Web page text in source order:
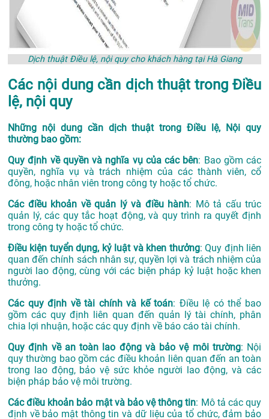
Dịch thuật Điều lệ, nội quy cho khách hàng tại Hà Giang
Các nội dung cần dịch thuật trong Điều
lệ, nội quy
Những nội dung cần dịch thuật trong Điều lệ, Nội quy
thường bao gồm:
Quy định về quyền và nghĩa vụ của các bên: Bao gồm các
quyền, nghĩa vụ và trách nhiệm của các thành viên, cổ
đông, hoặc nhân viên trong công ty hoặc tổ chức.
Các điều khoản về quản lý và điều hành: Mô tả cấu trúc
quản lý, các quy tắc hoạt động, và quy trình ra quyết định
trong công ty hoặc tổ chức.
Điều kiện tuyển dụng, kỷ luật và khen thưởng: Quy định liên
quan đến chính sách nhân sự, quyền lợi và trách nhiệm của
người lao động, cùng với các biện pháp kỷ luật hoặc khen
thưởng.
Các quy định về tài chính và kế toán: Điều lệ có thể bao
gồm các quy định liên quan đến quản lý tài chính, phân
chia lợi nhuận, hoặc các quy định về báo cáo tài chính.
Quy định về an toàn lao động và bảo vệ môi trường: Nội
quy thường bao gồm các điều khoản liên quan đến an toàn
trong lao động, bảo vệ sức khỏe người lao động, và các
biện pháp bảo vệ môi trường.
Các điều khoản bảo mật và bảo vệ thông tin: Mô tả các quy
định về bảo mật thông tin và dữ liệu của tổ chức, đảm bảo